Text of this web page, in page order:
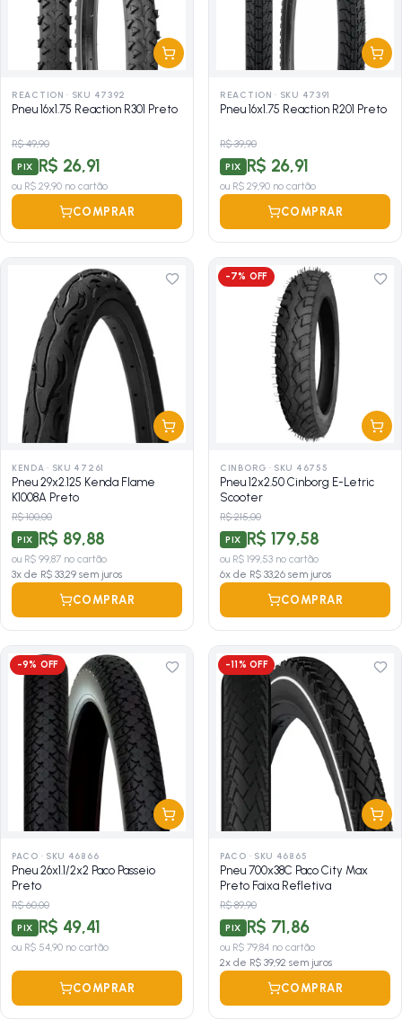
REACTION · SKU 47392
Pneu 16x1.75 Reaction R301 Preto
R$ 49,90
PIX R$ 26,91
ou R$ 29,90 no cartão
COMPRAR
REACTION · SKU 47391
Pneu 16x1.75 Reaction R201 Preto
R$ 39,90
PIX R$ 26,91
ou R$ 29,90 no cartão
COMPRAR
KENDA · SKU 47261
Pneu 29x2.125 Kenda Flame
K1008A Preto
R$ 100,00
PIX R$ 89,88
ou R$ 99,87 no cartão
3x de R$ 33,29 sem juros
COMPRAR
-7% OFF
CINBORG · SKU 46755
Pneu 12x2.50 Cinborg E-Letric
Scooter
R$ 215,00
PIX R$ 179,58
ou R$ 199,53 no cartão
6x de R$ 33,26 sem juros
COMPRAR
-9% OFF
PACO · SKU 46866
Pneu 26x1.1/2x2 Paco Passeio
Preto
R$ 60,00
PIX R$ 49,41
ou R$ 54,90 no cartão
COMPRAR
-11 % OFF
PACO · SKU 46865
Pneu 700x38C Paco City Max
Preto Faixa Refletiva
R$ 89,90
PIX R$ 71,86
ou R$ 79,84 no cartão
2x de R$ 39,92 sem juros
COMPRAR